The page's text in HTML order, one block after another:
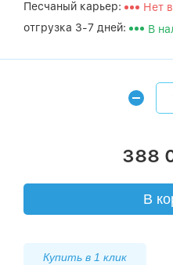
Песчаный карьер:
Нет
отгрузка 3-7 дней:
В
388
В
Купить в 1 клик